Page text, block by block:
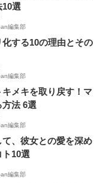
選
編集部
する10の理由とその
編集部
メキを取り戻す！マ
法 6選
編集部
、彼女との愛を深め
10選
編集部